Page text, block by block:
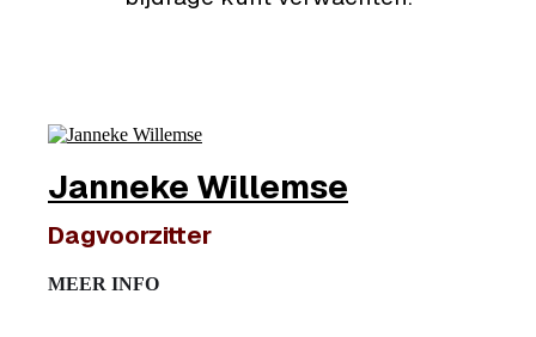
Janneke Willemse
Dagvoorzitter
MEER INFO